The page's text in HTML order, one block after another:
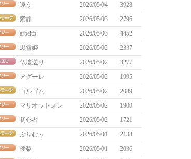
違う 2026/05/04
3928
紫静 2026/05/03
2796
arbeit5 2026/05/03
4452
黒雪姫 2026/05/02
2337
仏壇送り 2026/05/02
3277
アグーレ 2026/05/02
1995
ゴルゴム 2026/05/02
2089
マリオットォン 2026/05/02
1900
初心者 2026/05/02
1721
ぷりむぅ 2026/05/01
2138
優梨 2026/05/01
2036